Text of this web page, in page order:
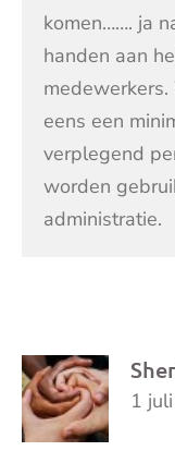
komen……. ja
handen aan
eens een
verplegend
worden
administratie.
1